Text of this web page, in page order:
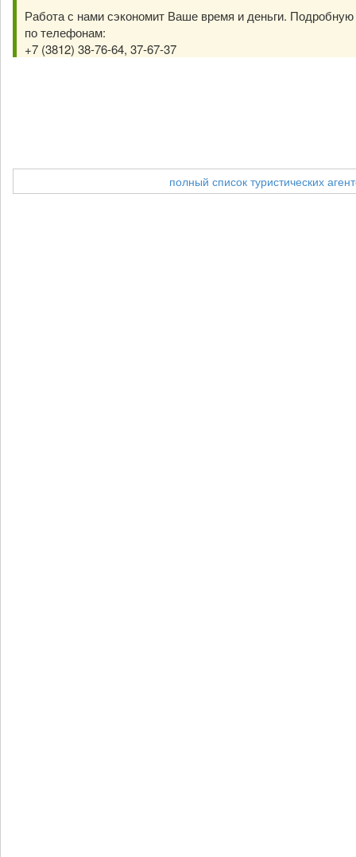
Работа с нами сэкономит Ваше время и деньги.
по телефонам:
+7 (3812) 38-76-64, 37-67-37
полный список туристических